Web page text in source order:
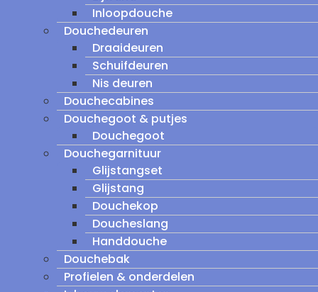
Inloopdouche
Douchedeuren
Draaideuren
Schuifdeuren
Nis deuren
Douchecabines
Douchegoot & putjes
Douchegoot
Douchegarnituur
Glijstangset
Glijstang
Douchekop
Doucheslang
Handdouche
Douchebak
Profielen & onderdelen